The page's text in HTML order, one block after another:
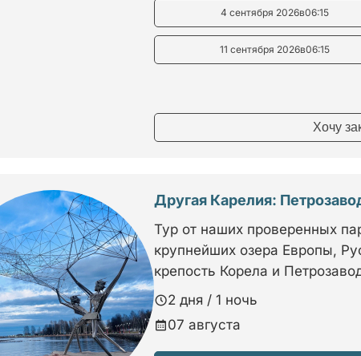
4 сентября 2026в06:15
11 сентября 2026в06:15
Хочу
Другая Карелия:
Тур от наших проверенных
крупнейших озера Европы,
крепость Корела и
2 дня / 1 ночь
07 августа